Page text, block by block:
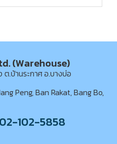
(Warehouse)
.บ้านระกาศ อ.บางบ่อ
Peng, Ban Rakat, Bang Bo,
102-5858